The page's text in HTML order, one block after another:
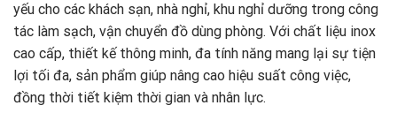
yếu cho các khách sạn, nhà nghỉ, khu nghỉ dưỡng trong công
tác làm sạch, vận chuyển đồ dùng phòng. Với chất liệu inox
cao cấp, thiết kế thông minh, đa tính năng mang lại sự tiện
lợi tối đa, sản phẩm giúp nâng cao hiệu suất công việc,
đồng thời tiết kiệm thời gian và nhân lực.